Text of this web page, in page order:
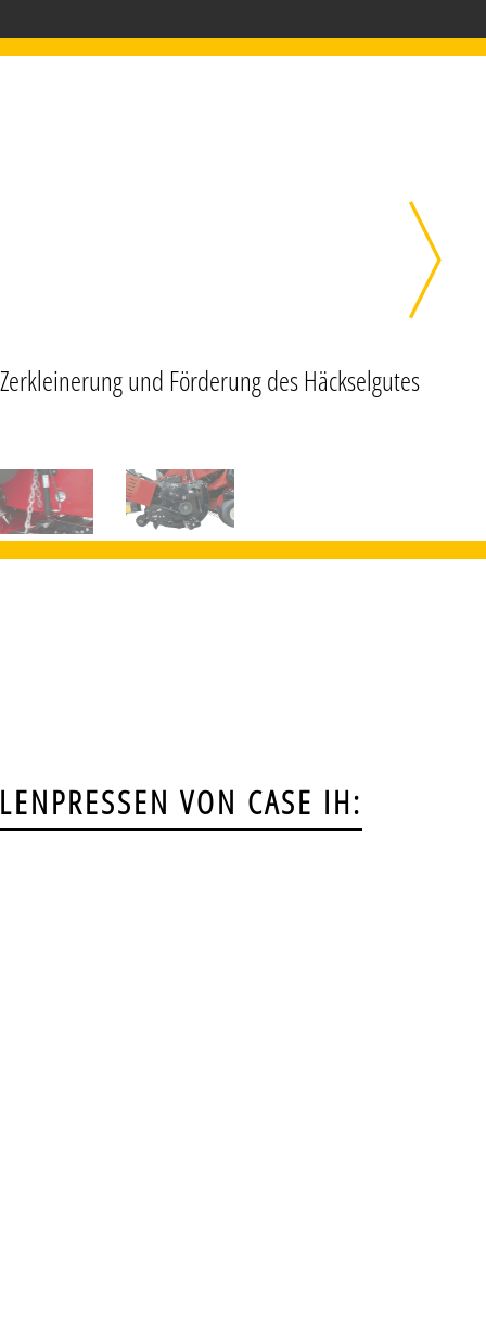
und Förderung des Häckselgutes
VON CASE IH: